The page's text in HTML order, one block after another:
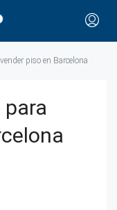
piso en Barcelona
para